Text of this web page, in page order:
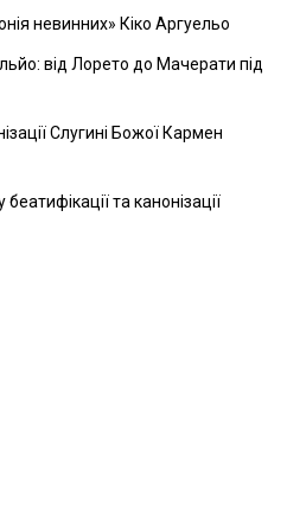
невинних» Кіко Аргуельо
від Лорето до Мачерати під
Слугині Божої Кармен
та канонізації